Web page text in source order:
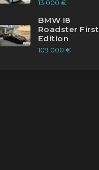
13 000 €
BMW I8
Roadster First
Edition
109 000 €